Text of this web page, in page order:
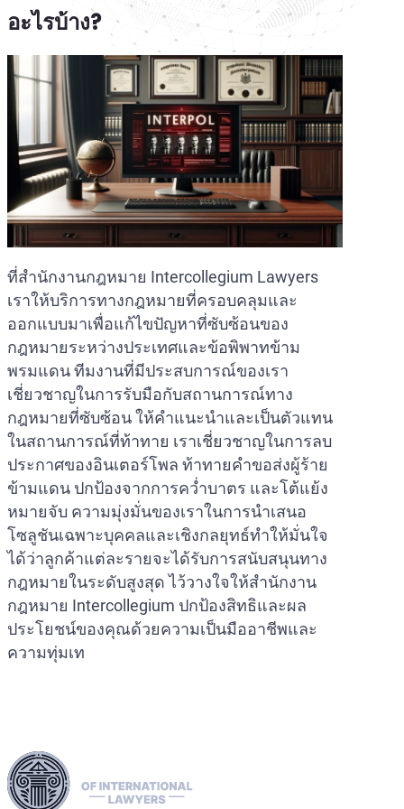
อะไรบ้าง?
ที่สำนักงานกฎหมาย Intercollegium Lawyers
เราให้บริการทางกฎหมายที่ครอบคลุมและ
ออกแบบมาเพื่อแก้ไขปัญหาที่ซับซ้อนของ
กฎหมายระหว่างประเทศและข้อพิพาทข้าม
พรมแดน ทีมงานที่มีประสบการณ์ของเรา
เชี่ยวชาญในการรับมือกับสถานการณ์ทาง
กฎหมายที่ซับซ้อน ให้คำแนะนำและเป็นตัวแทน
ในสถานการณ์ที่ท้าทาย เราเชี่ยวชาญในการลบ
ประกาศของอินเตอร์โพล ท้าทายคำขอส่งผู้ร้าย
ข้ามแดน ปกป้องจากการคว่ำบาตร และโต้แย้ง
หมายจับ ความมุ่งมั่นของเราในการนำเสนอ
โซลูชันเฉพาะบุคคลและเชิงกลยุทธ์ทำให้มั่นใจ
ได้ว่าลูกค้าแต่ละรายจะได้รับการสนับสนุนทาง
กฎหมายในระดับสูงสุด ไว้วางใจให้สำนักงาน
กฎหมาย Intercollegium ปกป้องสิทธิและผล
ประโยชน์ของคุณด้วยความเป็นมืออาชีพและ
ความทุ่มเท